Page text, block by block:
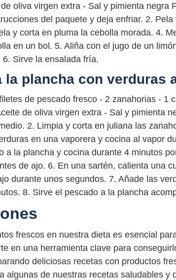
oliva virgen extra - Sal y pimienta negra
del paquete y deja enfriar. 2.
y corta en pluma la cebolla morada. 4.
en un bol. 5. Aliña con el jugo de un
Sirve la ensalada fría.
la plancha con verduras
de pescado fresco - 2 zanahorias - 1
de oliva virgen extra - Sal y pimienta
2. Limpia y corta en juliana las
en una vaporera y cocina al vapor
a la plancha y cocina durante 4 minutos
de ajo. 6. En una sartén, calienta una
durante unos segundos. 7. Añade las
8. Sirve el pescado a la plancha
frescos en nuestra dieta es esencial
en una herramienta clave para
deliciosas recetas con productos
algunas de nuestras recetas saludables y